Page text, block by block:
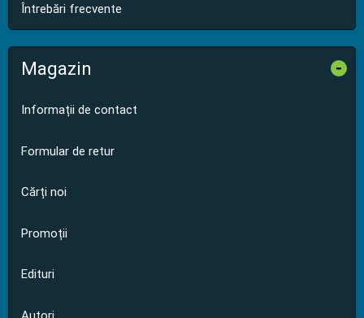
Întrebări frecvente
Magazin -
Informații de contact
Formular de retur
Cărți noi
Promoții
Edituri